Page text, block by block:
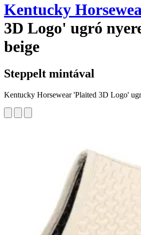
Kentucky
3D Logo' ugró
beige
Steppelt mintával
Kentucky Horsewear 'Plaited 3D Logo'